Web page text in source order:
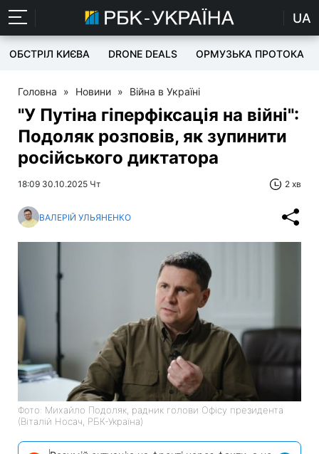
UA
ОБСТРІЛ КИЄВА DRONE DEALS ОРМУЗЬКА ПРОТОКА
Головна » Новини » Війна в Україні
"У Путіна гіперфіксація на війні":
Подоляк розповів, як зупинити
російського диктатора
18:09 30.10.2025 Чт 2 хв
ВАЛЕРІЙ УЛЬЯНЕНКО
Фото: Михайло Подоляк, радник голови Офісу президента
(Віталій Носач, РБК-Україна)